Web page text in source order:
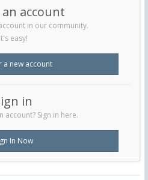
account
in our community.
It's easy!
a new account
in
account? Sign in here.
In Now